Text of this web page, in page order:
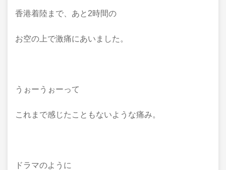
香港着陸まで、あと2時間の
お空の上で激痛にあいました。
うぉーうぉーって
これまで感じたこともないような痛み。
ドラマのように